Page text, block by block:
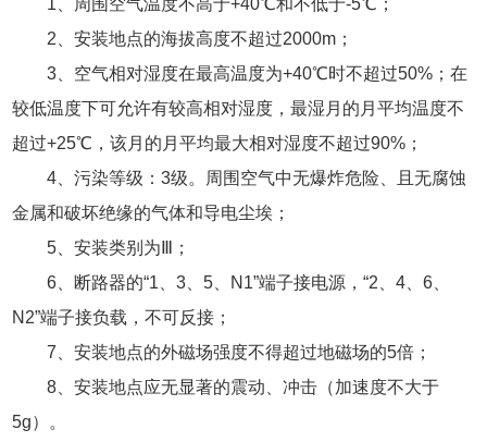
1、周围空气温度不高于+40℃和不低于-5℃；
2、安装地点的海拔高度不超过2000m；
3、空气相对湿度在最高温度为+40℃时不超过50%；在
较低温度下可允许有较高相对湿度，最湿月的月平均温度不
超过+25℃，该月的月平均最大相对湿度不超过90%；
4、污染等级：3级。周围空气中无爆炸危险、且无腐蚀
金属和破坏绝缘的气体和导电尘埃；
5、安装类别为Ⅲ；
6、断路器的“1、3、5、N1”端子接电源，“2、4、6、
N2”端子接负载，不可反接；
7、安装地点的外磁场强度不得超过地磁场的5倍；
8、安装地点应无显著的震动、冲击（加速度不大于
5g）。